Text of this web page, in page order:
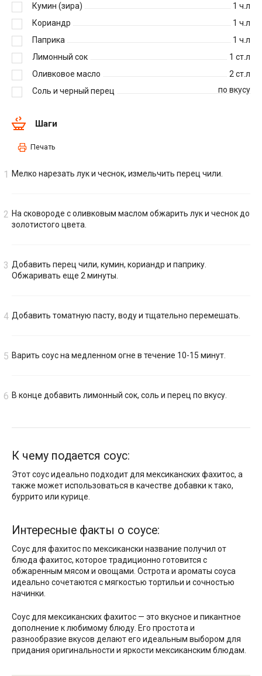
Кумин (зира)
1 ч.л
Кориандр
1 ч.л
Паприка
1 ч.л
Лимонный сок
1 ст.л
Оливковое масло
2 ст.л
Соль и черный перец
по вкусу
Шаги
Печать
Мелко нарезать лук и чеснок, измельчить перец чили.
На сковороде с оливковым маслом обжарить лук и чеснок до
золотистого цвета.
Добавить перец чили, кумин, кориандр и паприку.
Обжаривать еще 2 минуты.
Добавить томатную пасту, воду и тщательно перемешать.
Варить соус на медленном огне в течение 10-15 минут.
В конце добавить лимонный сок, соль и перец по вкусу.
К чему подается соус:
Этот соус идеально подходит для мексиканских фахитос, а
также может использоваться в качестве добавки к тако,
буррито или курице.
Интересные факты о соусе:
Соус для фахитос по мексикански название получил от
блюда фахитос, которое традиционно готовится с
обжаренным мясом и овощами. Острота и ароматы соуса
идеально сочетаются с мягкостью тортильи и сочностью
начинки.
Соус для мексиканских фахитос — это вкусное и пикантное
дополнение к любимому блюду. Его простота и
разнообразие вкусов делают его идеальным выбором для
придания оригинальности и яркости мексиканским блюдам.